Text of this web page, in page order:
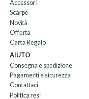
Accessori
Scarpe
Novità
Offerta
Carta Regalo
AIUTO
Consegna e spedizione
Pagamenti e sicurezza
Contattaci
Politica resi